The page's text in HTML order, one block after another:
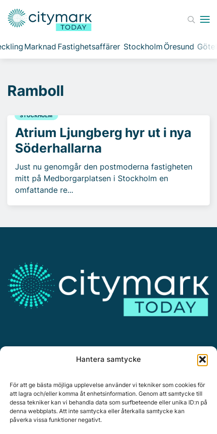
Hantera samtycke
För att ge bästa möjliga upplevelse använder vi tekniker som cookies för
att lagra och/eller komma åt enhetsinformation. Genom att samtycke till
dessa tekniker kan vi behandla data som surfbeteende eller unika ID:n på
denna webbplats. Att inte samtycka eller återkalla samtycke kan
påverka vissa funktioner negativt.
Marknad Fastighetsaffärer Stockholm Öresund
Ramboll
STOCKHOLM
Atrium Ljungberg hyr ut i nya
Söderhallarna
Just nu genomgår den postmoderna fastigheten
mitt på Medborgarplatsen i Stockholm en
omfattande re...
Personuppgiftspolicy